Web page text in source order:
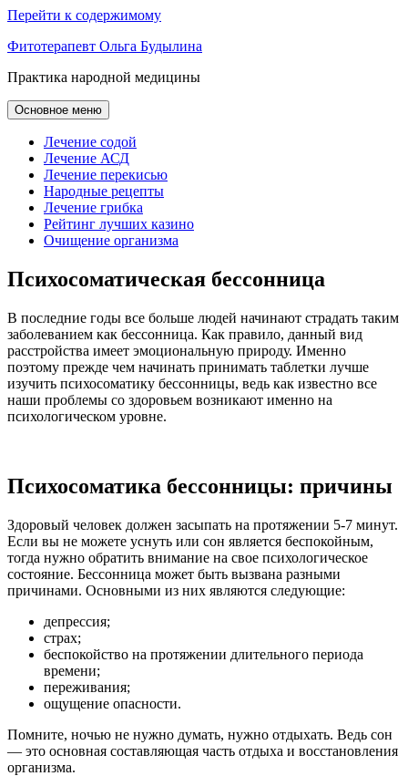
Перейти к содержимому
Фитотерапевт Ольга Будылина
Практика народной медицины
Основное меню
Лечение содой
Лечение АСД
Лечение перекисью
Народные рецепты
Лечение грибка
Рейтинг лучших казино
Очищение организма
Психосоматическая бессонница
В последние годы все больше людей начинают страдать таким
заболеванием как бессонница. Как правило, данный вид
расстройства имеет эмоциональную природу. Именно
поэтому прежде чем начинать принимать таблетки лучше
изучить психосоматику бессонницы, ведь как известно все
наши проблемы со здоровьем возникают именно на
психологическом уровне.
Психосоматика бессонницы: причины
Здоровый человек должен засыпать на протяжении 5-7 минут.
Если вы не можете уснуть или сон является беспокойным,
тогда нужно обратить внимание на свое психологическое
состояние. Бессонница может быть вызвана разными
причинами. Основными из них являются следующие:
депрессия;
страх;
беспокойство на протяжении длительного периода
времени;
переживания;
ощущение опасности.
Помните, ночью не нужно думать, нужно отдыхать. Ведь сон
— это основная составляющая часть отдыха и восстановления
организма.